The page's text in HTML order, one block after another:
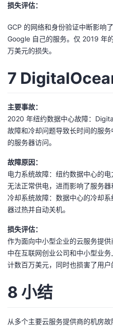
损失评估：
GCP 的网络和身份验证中断影响
Google 自己的服务。仅 2019 年
万美元的损失。
7
主要事故：
2020 年纽约数据中心故障：
故障和冷却问题导致长时间的服
的服务器访问。
故障原因：
电力系统故障：纽约数据中心的
无法正常供电，进而影响了服务器
冷却系统故障：数据中心的冷却
器过热并自动关机。
损失评估：
作为面向中小型企业的云服务提
中在互联网创业公司和中小型业
计数百万美元，同时也损害了用户
8 小结
从多个主要云服务提供商的机房故